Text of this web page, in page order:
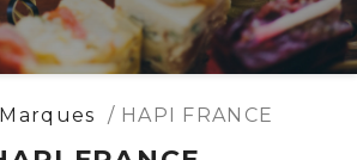
Marques HAPI FRANCE